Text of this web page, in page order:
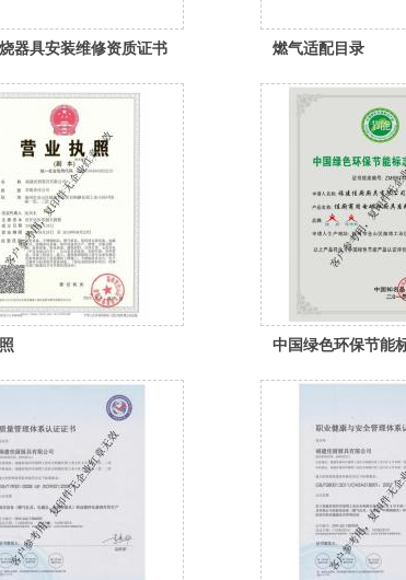
器具安装维修资质证书 燃气适配目录
中国绿色环保节能